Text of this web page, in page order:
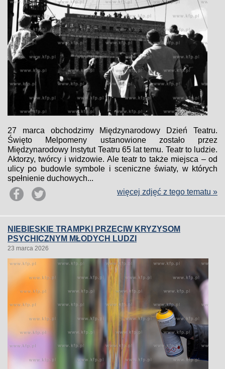
27 marca obchodzimy Międzynarodowy Dzień Teatru.
Święto Melpomeny ustanowione zostało przez
Międzynarodowy Instytut Teatru 65 lat temu. Teatr to ludzie.
Aktorzy, twórcy i widzowie. Ale teatr to także miejsca – od
ulicy po budowle symbole i sceniczne światy, w których
spełnienie duchowych...
więcej zdjęć z tego tematu »
NIEBIESKIE TRAMPKI PRZECIW KRYZYSOM
PSYCHICZNYM MŁODYCH LUDZI
23 marca 2026